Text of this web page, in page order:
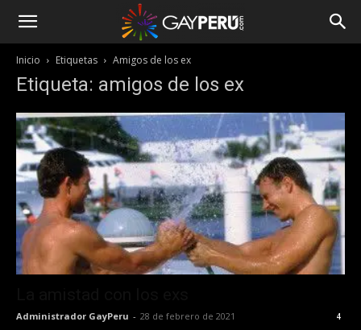
Inicio Etiquetas Amigos de los ex
Etiqueta: amigos de los ex
Administrador GayPeru - 28 de febrero de 2021 4